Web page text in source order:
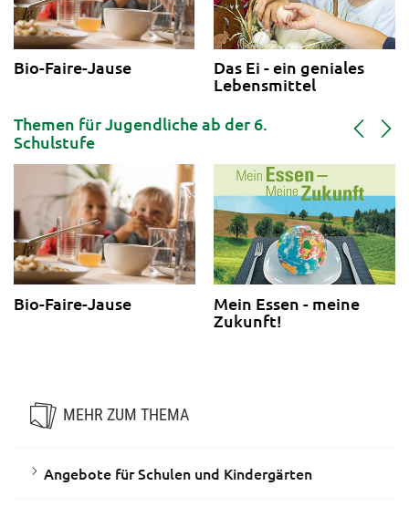
Bio-Faire-Jause
Das Ei - ein geniales
Lebensmittel
Themen für Jugendliche ab der 6.
Schulstufe
Bio-Faire-Jause
Mein Essen - meine
Zukunft!
MEHR ZUM THEMA
Angebote für Schulen und Kindergärten